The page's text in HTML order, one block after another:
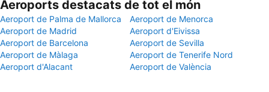
Aeroports destacats de tot el món
Aeroport de Palma de Mallorca
Aeroport de Menorca
Aeroport de Madrid
Aeroport d'Eivissa
Aeroport de Barcelona
Aeroport de Sevilla
Aeroport de Màlaga
Aeroport de Tenerife Nord
Aeroport d'Alacant
Aeroport de València